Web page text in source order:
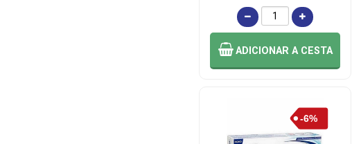
ADICIONAR A CESTA